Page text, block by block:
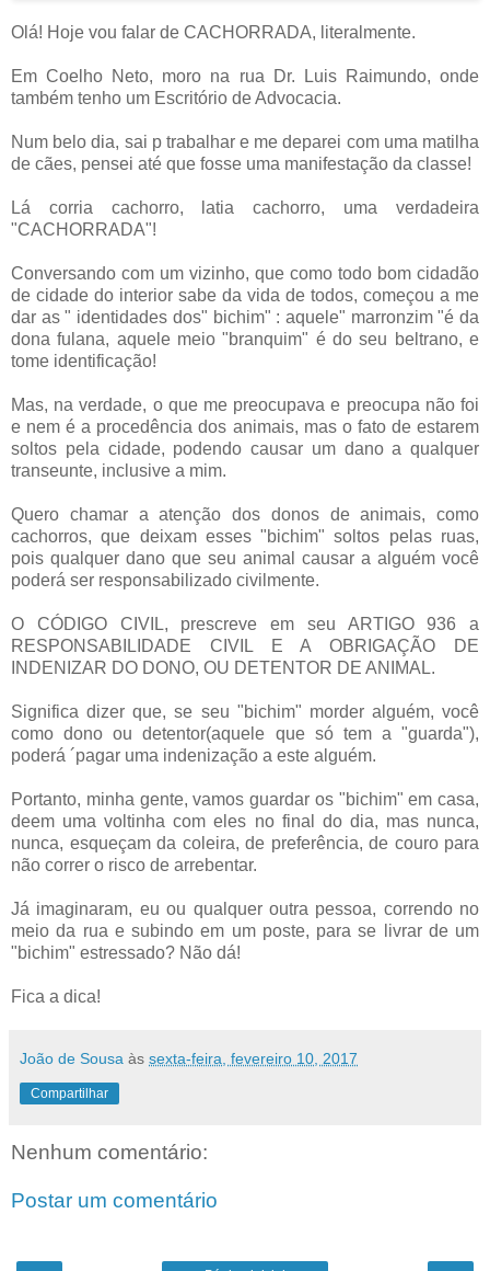
Olá! Hoje vou falar de CACHORRADA, literalmente.
Em Coelho Neto, moro na rua Dr. Luis Raimundo, onde
também tenho um Escritório de Advocacia.
Num belo dia, sai p trabalhar e me deparei com uma matilha
de cães, pensei até que fosse uma manifestação da classe!
Lá corria cachorro, latia cachorro, uma verdadeira
"CACHORRADA"!
Conversando com um vizinho, que como todo bom cidadão
de cidade do interior sabe da vida de todos, começou a me
dar as " identidades dos" bichim" : aquele" marronzim "é da
dona fulana, aquele meio "branquim" é do seu beltrano, e
tome identificação!
Mas, na verdade, o que me preocupava e preocupa não foi
e nem é a procedência dos animais, mas o fato de estarem
soltos pela cidade, podendo causar um dano a qualquer
transeunte, inclusive a mim.
Quero chamar a atenção dos donos de animais, como
cachorros, que deixam esses "bichim" soltos pelas ruas,
pois qualquer dano que seu animal causar a alguém você
poderá ser responsabilizado civilmente.
O CÓDIGO CIVIL, prescreve em seu ARTIGO 936 a
RESPONSABILIDADE CIVIL E A OBRIGAÇÃO DE
INDENIZAR DO DONO, OU DETENTOR DE ANIMAL.
Significa dizer que, se seu "bichim" morder alguém, você
como dono ou detentor(aquele que só tem a "guarda"),
poderá ´pagar uma indenização a este alguém.
Portanto, minha gente, vamos guardar os "bichim" em casa,
deem uma voltinha com eles no final do dia, mas nunca,
nunca, esqueçam da coleira, de preferência, de couro para
não correr o risco de arrebentar.
Já imaginaram, eu ou qualquer outra pessoa, correndo no
meio da rua e subindo em um poste, para se livrar de um
"bichim" estressado? Não dá!
Fica a dica!
João de Sousa às sexta-feira, fevereiro 10, 2017
Compartilhar
Nenhum comentário:
Postar um comentário